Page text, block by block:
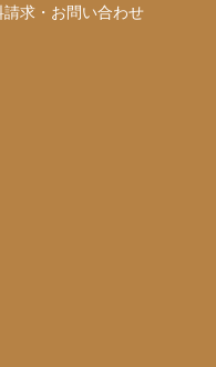
請求・お問い合わせ